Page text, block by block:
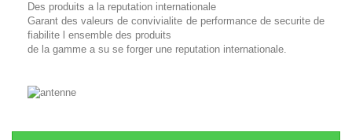
Des produits a la reputation internationale
Garant des valeurs de convivialite de performance de securite de
fiabilite l ensemble des produits
de la gamme a su se forger une reputation internationale.